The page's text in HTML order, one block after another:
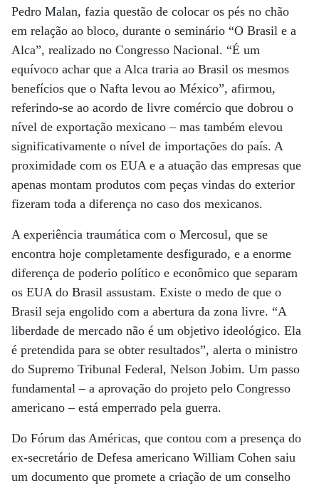
Pedro Malan, fazia questão de colocar os pés no chão
em relação ao bloco, durante o seminário “O Brasil e a
Alca”, realizado no Congresso Nacional. “É um
equívoco achar que a Alca traria ao Brasil os mesmos
benefícios que o Nafta levou ao México”, afirmou,
referindo-se ao acordo de livre comércio que dobrou o
nível de exportação mexicano – mas também elevou
significativamente o nível de importações do país. A
proximidade com os EUA e a atuação das empresas que
apenas montam produtos com peças vindas do exterior
fizeram toda a diferença no caso dos mexicanos.
A experiência traumática com o Mercosul, que se
encontra hoje completamente desfigurado, e a enorme
diferença de poderio político e econômico que separam
os EUA do Brasil assustam. Existe o medo de que o
Brasil seja engolido com a abertura da zona livre. “A
liberdade de mercado não é um objetivo ideológico. Ela
é pretendida para se obter resultados”, alerta o ministro
do Supremo Tribunal Federal, Nelson Jobim. Um passo
fundamental – a aprovação do projeto pelo Congresso
americano – está emperrado pela guerra.
Do Fórum das Américas, que contou com a presença do
ex-secretário de Defesa americano William Cohen saiu
um documento que promete a criação de um conselho